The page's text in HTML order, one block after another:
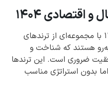
اقتصادی ۱۴۰۴
کسب‌وکارهای ایرانی در سال ۱۴۰۴ با مجموعه‌ای از ترندهای
هستند که شناخت و
ضروری است. این ترندها
بدون استراتژی مناسب